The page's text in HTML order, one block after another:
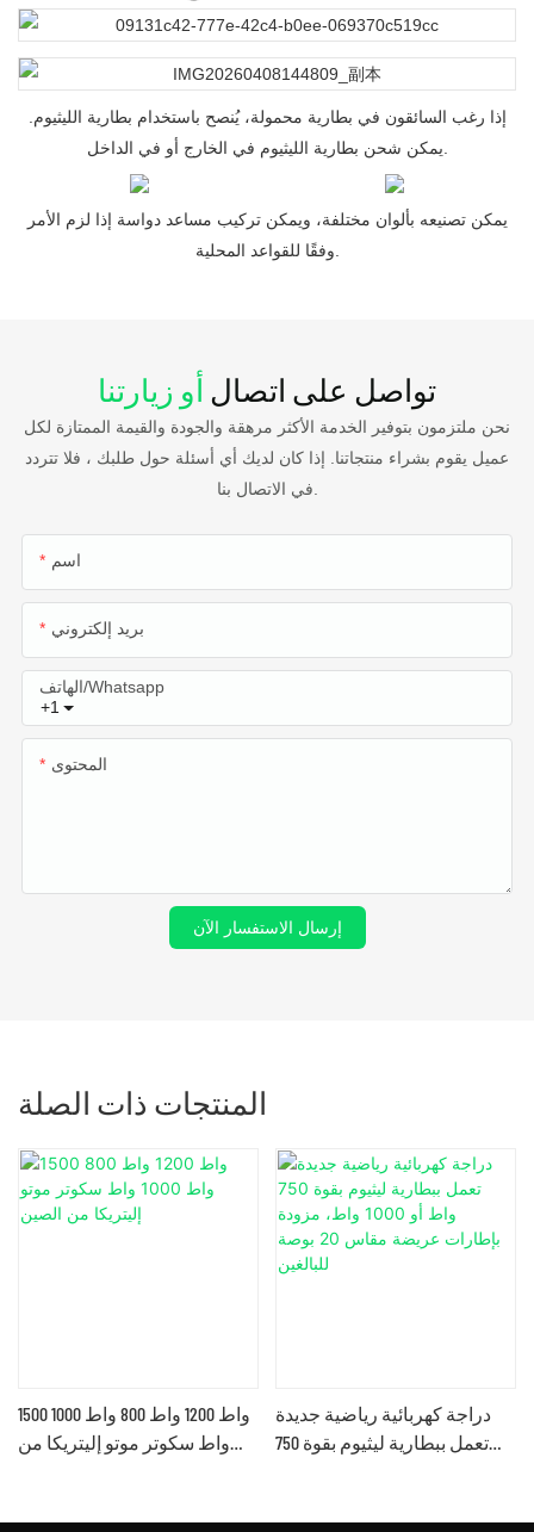
إذا رغب السائقون في بطارية محمولة، يُنصح باستخدام بطارية الليثيوم.
يمكن تصنيعه بألوان مختلفة، ويمكن تركيب مساعد دواسة إذا لزم الأمر
تواصل على اتصال أو زيارتنا
نحن ملتزمون بتوفير الخدمة الأكثر مرهقة والجودة والقيمة الممتازة لكل
عميل يقوم بشراء منتجاتنا. إذا كان لديك أي أسئلة حول طلبك ، فلا تتردد
اسم
بريد إلكتروني
+1
الهاتف/whatsapp
المحتوى
إرسال الاستفسار الآن
المنتجات ذات الصلة
1500 واط 1200 واط 800 واط 1000
واط سكوتر موتو إليتريكا من
دراجة كهربائية رياضية جديدة
تعمل ببطارية ليثيوم بقوة 750